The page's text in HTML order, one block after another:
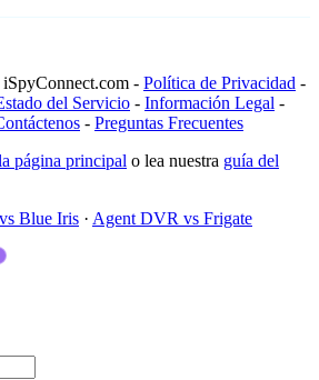
- Política de Privacidad -
del Servicio - Información Legal -
- Preguntas Frecuentes
página principal o lea nuestra guía del
Blue Iris · Agent DVR vs Frigate